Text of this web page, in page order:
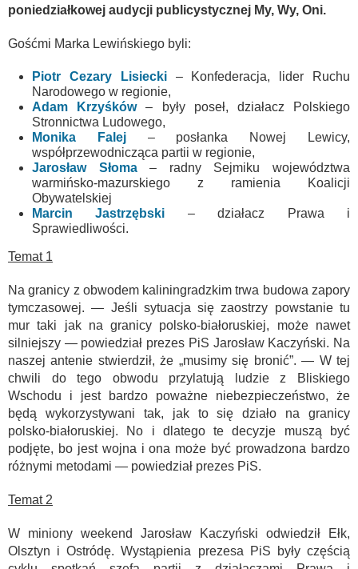
poniedziałkowej audycji publicystycznej My, Wy, Oni.
Gośćmi Marka Lewińskiego byli:
Piotr Cezary Lisiecki– Konfederacja, lider Ruchu
Narodowego w regionie,
Adam Krzyśków– były poseł, działacz Polskiego
Stronnictwa Ludowego,
Monika Falej– posłanka Nowej Lewicy,
współprzewodnicząca partii w regionie,
Jarosław Słoma– radny Sejmiku województwa
warmińsko-mazurskiego z ramienia Koalicji
Obywatelskiej
Marcin Jastrzębski – działacz Prawa i
Sprawiedliwości.
Temat 1
Na granicy z obwodem kaliningradzkim trwa budowa zapory
tymczasowej. — Jeśli sytuacja się zaostrzy powstanie tu
mur taki jak na granicy polsko-białoruskiej, może nawet
silniejszy — powiedział prezes PiS Jarosław Kaczyński. Na
naszej antenie stwierdził, że „musimy się bronić”. — W tej
chwili do tego obwodu przylatują ludzie z Bliskiego
Wschodu i jest bardzo poważne niebezpieczeństwo, że
będą wykorzystywani tak, jak to się działo na granicy
polsko-białoruskiej. No i dlatego te decyzje muszą być
podjęte, bo jest wojna i ona może być prowadzona bardzo
różnymi metodami — powiedział prezes PiS.
Temat 2
W miniony weekend Jarosław Kaczyński odwiedził Ełk,
Olsztyn i Ostródę. Wystąpienia prezesa PiS były częścią